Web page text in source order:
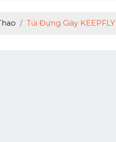
Túi Đựng Giày KEEPFLY